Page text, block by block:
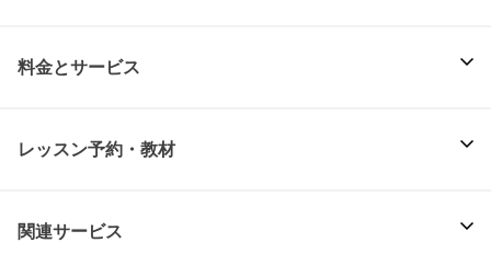
料金とサービス
レッスン予約・教材
関連サービス